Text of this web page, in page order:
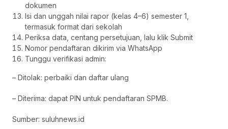
dokumen
Isi dan unggah nilai rapor (kelas 4–6) semester 1,
termasuk format dari sekolah
Periksa data, centang persetujuan, lalu klik Submit
Nomor pendaftaran dikirim via WhatsApp
Tunggu verifikasi admin:
– Ditolak: perbaiki dan daftar ulang
– Diterima: dapat PIN untuk pendaftaran SPMB.
Sumber: suluhnews.id